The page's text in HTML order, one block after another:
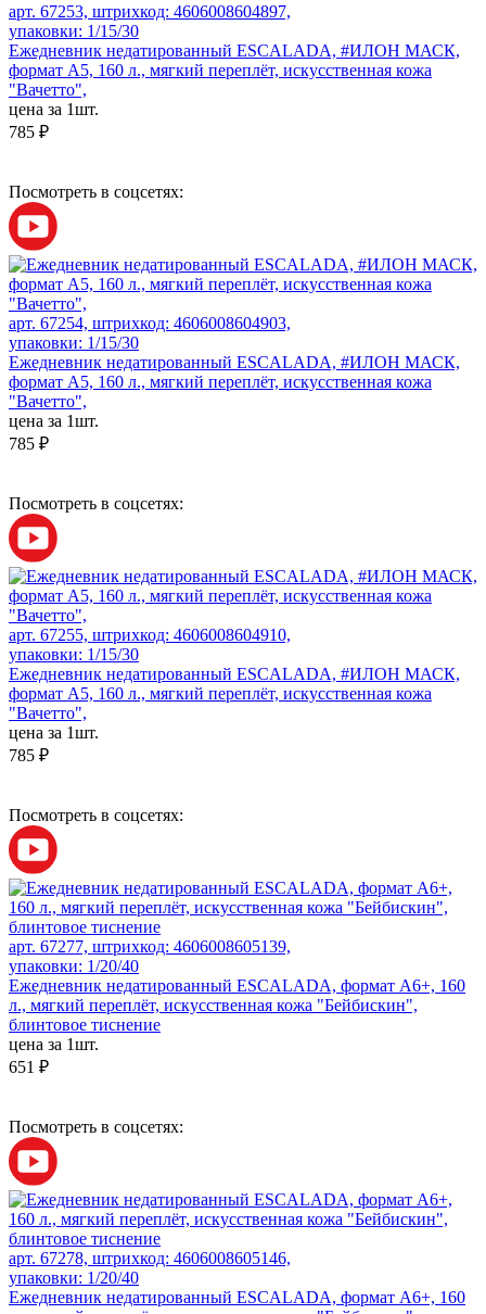
арт. 67253, штрихкод: 4606008604897,
упаковки: 1/15/30
Ежедневник недатированный ESCALADA, #ИЛОН МАСК,
формат А5, 160 л., мягкий переплёт, искусственная кожа
"Вачетто",
цена за 1шт.
785 ₽
Посмотреть в соцсетях:
арт. 67254, штрихкод: 4606008604903,
упаковки: 1/15/30
Ежедневник недатированный ESCALADA, #ИЛОН МАСК,
формат А5, 160 л., мягкий переплёт, искусственная кожа
"Вачетто",
цена за 1шт.
785 ₽
Посмотреть в соцсетях:
арт. 67255, штрихкод: 4606008604910,
упаковки: 1/15/30
Ежедневник недатированный ESCALADA, #ИЛОН МАСК,
формат А5, 160 л., мягкий переплёт, искусственная кожа
"Вачетто",
цена за 1шт.
785 ₽
Посмотреть в соцсетях:
арт. 67277, штрихкод: 4606008605139,
упаковки: 1/20/40
Ежедневник недатированный ESCALADA, формат А6+, 160
л., мягкий переплёт, искусственная кожа "Бейбискин",
блинтовое тиснение
цена за 1шт.
651 ₽
Посмотреть в соцсетях:
арт. 67278, штрихкод: 4606008605146,
упаковки: 1/20/40
Ежедневник недатированный ESCALADA, формат А6+, 160